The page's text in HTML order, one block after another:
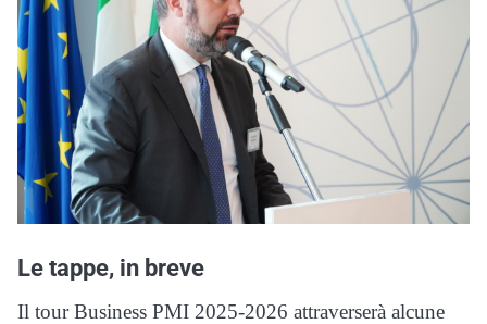
Le tappe, in breve
Il tour Business PMI 2025-2026 attraverserà alcune